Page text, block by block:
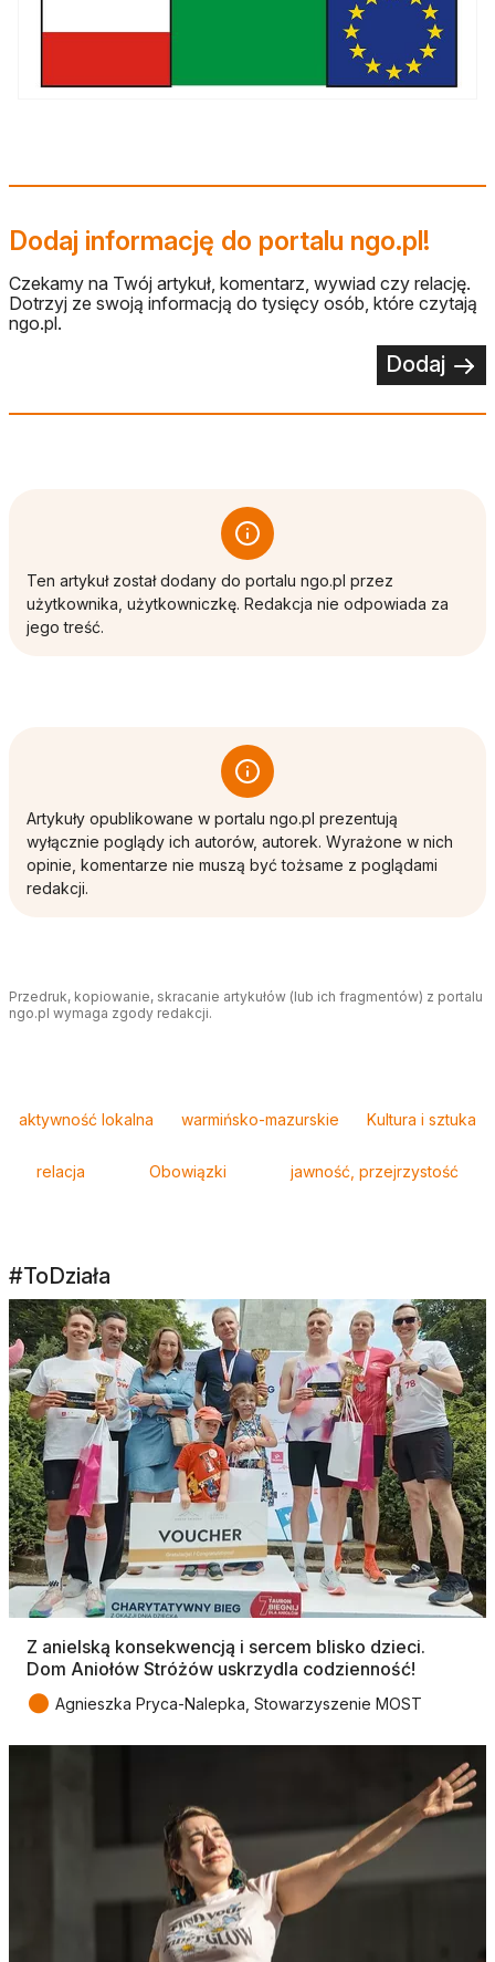
Dodaj informację do portalu ngo.pl!
Czekamy na Twój artykuł, komentarz, wywiad czy relację.
Dotrzyj ze swoją informacją do tysięcy osób, które czytają
ngo.pl.
Dodaj
Ten artykuł został dodany do portalu ngo.pl przez
użytkownika, użytkowniczkę. Redakcja nie odpowiada za
jego treść.
Artykuły opublikowane w portalu ngo.pl prezentują
wyłącznie poglądy ich autorów, autorek. Wyrażone w nich
opinie, komentarze nie muszą być tożsame z poglądami
redakcji.
Przedruk, kopiowanie, skracanie artykułów (lub ich fragmentów) z portalu
ngo.pl wymaga zgody redakcji.
aktywność lokalna warmińsko-mazurskie Kultura i sztuka
relacja Obowiązki jawność, przejrzystość
#ToDziała
Z anielską konsekwencją i sercem blisko dzieci.
Dom Aniołów Stróżów uskrzydla codzienność!
● Agnieszka Pryca-Nalepka, Stowarzyszenie MOST